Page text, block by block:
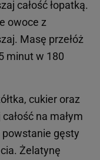
całość łopatką.
owoce z
Masę przełóż
minut w 180
cukier oraz
na małym
powstanie gęsty
Żelatynę